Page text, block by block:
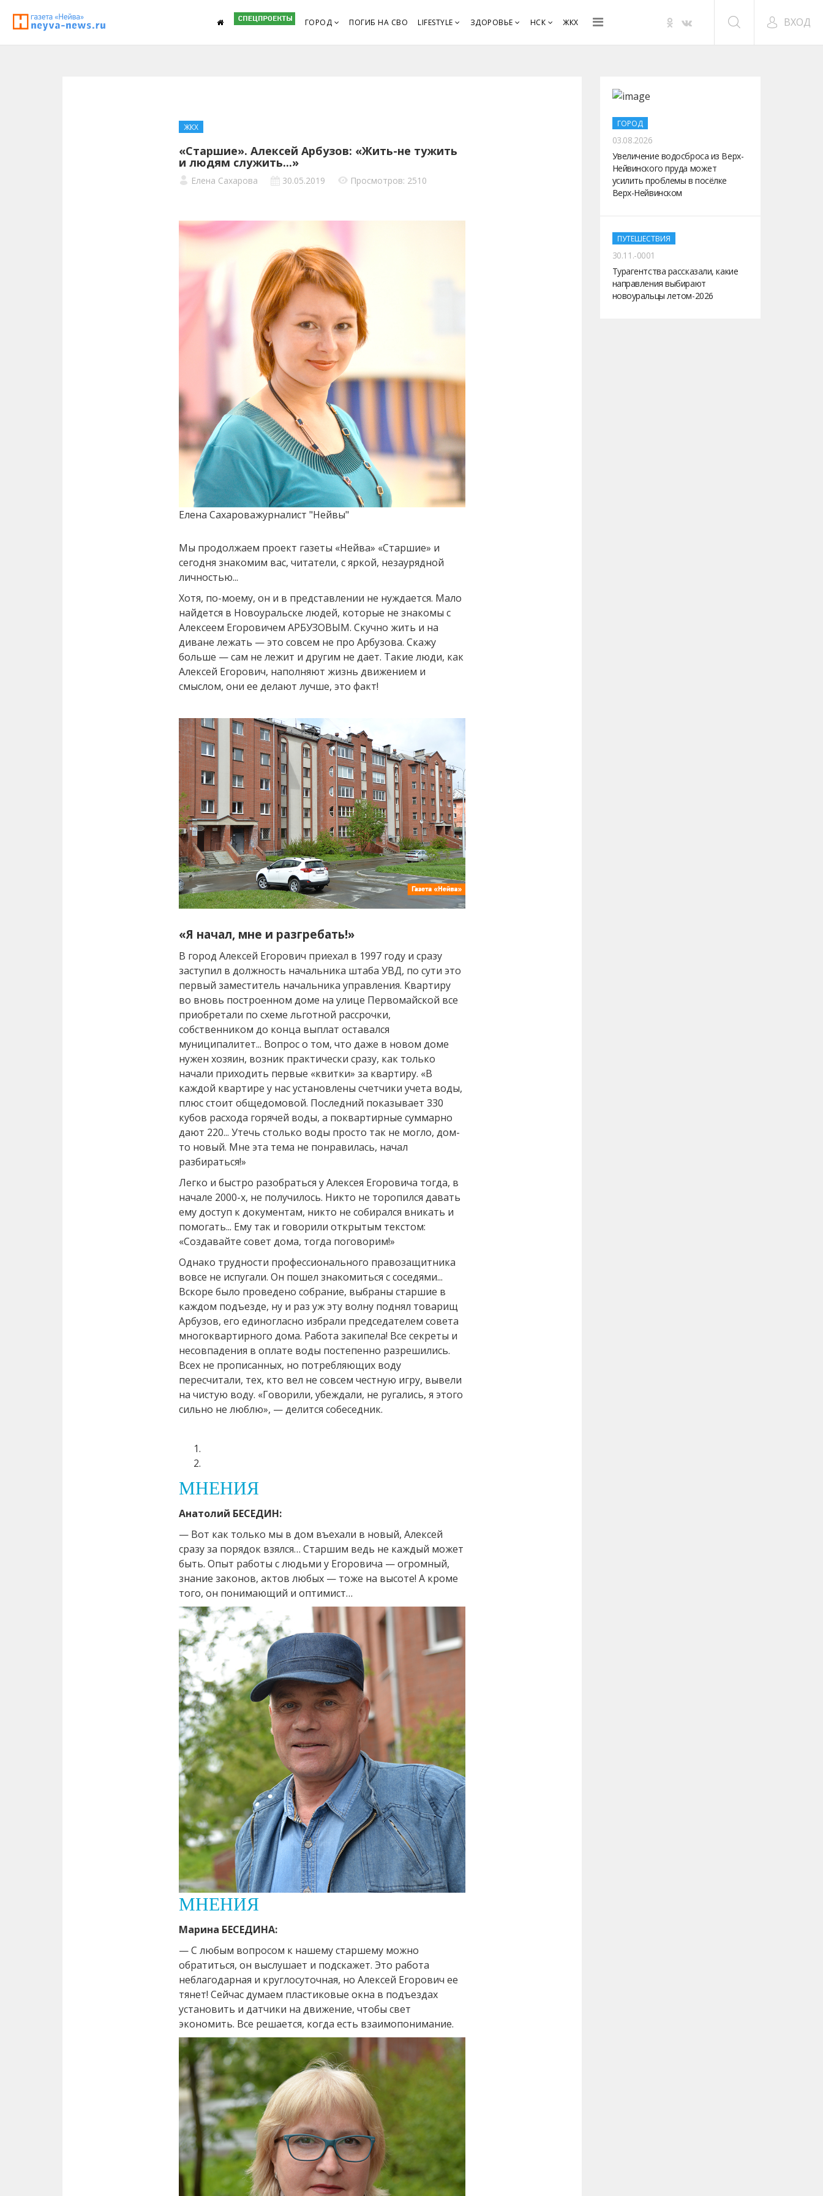
ГОРОД ПОГИБ НА СВО LIFESTYLE ЗДОРОВЬЕ НСК ЖКХ ВХОД
ЖКХ
«Старшие». Алексей Арбузов: «Жить-не тужить
и людям служить...»
Елена Сахарова 30.05.2019 Просмотров: 2510
Елена Сахароважурналист "Нейвы"
Мы продолжаем проект газеты «Нейва» «Старшие» и
сегодня знакомим вас, читатели, с яркой, незаурядной
личностью...
Хотя, по-моему, он и в представлении не нуждается. Мало
найдется в Новоуральске людей, которые не знакомы с
Алексеем Егоровичем АРБУЗОВЫМ. Скучно жить и на
диване лежать — это совсем не про Арбузова. Скажу
больше — сам не лежит и другим не дает. Такие люди, как
Алексей Егорович, наполняют жизнь движением и
смыслом, они ее делают лучше, это факт!
«Я начал, мне и разгребать!»
В город Алексей Егорович приехал в 1997 году и сразу
заступил в должность начальника штаба УВД, по сути это
первый заместитель начальника управления. Квартиру
во вновь построенном доме на улице Первомайской все
приобретали по схеме льготной рассрочки,
собственником до конца выплат оставался
муниципалитет... Вопрос о том, что даже в новом доме
нужен хозяин, возник практически сразу, как только
начали приходить первые «квитки» за квартиру. «В
каждой квартире у нас установлены счетчики учета воды,
плюс стоит общедомовой. Последний показывает 330
кубов расхода горячей воды, а поквартирные суммарно
дают 220... Утечь столько воды просто так не могло, дом-
то новый. Мне эта тема не понравилась, начал
разбираться!»
Легко и быстро разобраться у Алексея Егоровича тогда, в
начале 2000-х, не получилось. Никто не торопился давать
ему доступ к документам, никто не собирался вникать и
помогать... Ему так и говорили открытым текстом:
«Создавайте совет дома, тогда поговорим!»
Однако трудности профессионального правозащитника
вовсе не испугали. Он пошел знакомиться с соседями...
Вскоре было проведено собрание, выбраны старшие в
каждом подъезде, ну и раз уж эту волну поднял товарищ
Арбузов, его единогласно избрали председателем совета
многоквартирного дома. Работа закипела! Все секреты и
несовпадения в оплате воды постепенно разрешились.
Всех не прописанных, но потребляющих воду
пересчитали, тех, кто вел не совсем честную игру, вывели
на чистую воду. «Говорили, убеждали, не ругались, я этого
сильно не люблю», — делится собеседник.
МНЕНИЯ
Анатолий БЕСЕДИН:
— Вот как только мы в дом въехали в новый, Алексей
сразу за порядок взялся… Старшим ведь не каждый может
быть. Опыт работы с людьми у Егоровича — огромный,
знание законов, актов любых — тоже на высоте! А кроме
того, он понимающий и оптимист…
МНЕНИЯ
Марина БЕСЕДИНА:
— С любым вопросом к нашему старшему можно
обратиться, он выслушает и подскажет. Это работа
неблагодарная и круглосуточная, но Алексей Егорович ее
тянет! Сейчас думаем пластиковые окна в подъездах
установить и датчики на движение, чтобы свет
экономить. Все решается, когда есть взаимопонимание.
ГОРОД
03.08.2026
Увеличение водосброса из Верх-
Нейвинского пруда может
усилить проблемы в посёлке
Верх-Нейвинском
ПУТЕШЕСТВИЯ
30.11.-0001
Турагентства рассказали, какие
направления выбирают
новоуральцы летом-2026